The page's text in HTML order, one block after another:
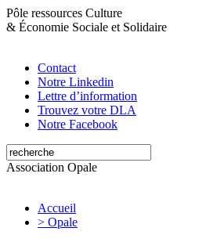
Pôle ressources Culture
& Économie Sociale et Solidaire
Contact
Notre Linkedin
Lettre d’information
Trouvez votre DLA
Notre Facebook
Association Opale
Accueil
> Opale